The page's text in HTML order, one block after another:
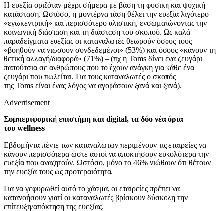
Η ευεξία οριζόταν μέχρι σήμερα με βάση τη φυσική και ψυχική
κατάσταση. Ωστόσο, η μοντέρνα τάση θέλει την ευεξία λιγότερο
«εγωκεντρική» και περισσότερο ολιστική, ενσωματώνοντας την
κοινωνική διάσταση και τη διάσταση του σκοπού. Ως καλά
παραδείγματα ευεξίας οι καταναλωτές θεωρούν όσους τους
«βοηθούν να νιώσουν συνδεδεμένοι» (53%) και όσους «κάνουν τη
θετική αλλαγή/διαφορά» (71%) – (πχ η Toms δίνει ένα ζευγάρι
παπούτσια σε ανθρώπους που το έχουν ανάγκη για κάθε ένα
ζευγάρι που πωλείται. Για τους καταναλωτές ο σκοπός
της Toms είναι ένας λόγος να αγοράσουν ξανά και ξανά).
Advertisement
Συμπεριφορική επιστήμη και digital, τα δύο νέα όρια
του wellness
Εβδομήντα πέντε των καταναλωτών περιμένουν τις εταιρείες να
κάνουν περισσότερα ώστε αυτοί να αποκτήσουν ευκολότερα την
ευεξία που αναζητούν. Ωστόσο, μόνο το 46% νιώθουν ότι θέτουν
την ευεξία τους ως προτεραιότητα.
Για να γεφυρωθεί αυτό το χάσμα, οι εταιρείες πρέπει να
κατανοήσουν γιατί οι καταναλωτές βρίσκουν δύσκολη την
επίτευξη/απόκτηση της ευεξίας.